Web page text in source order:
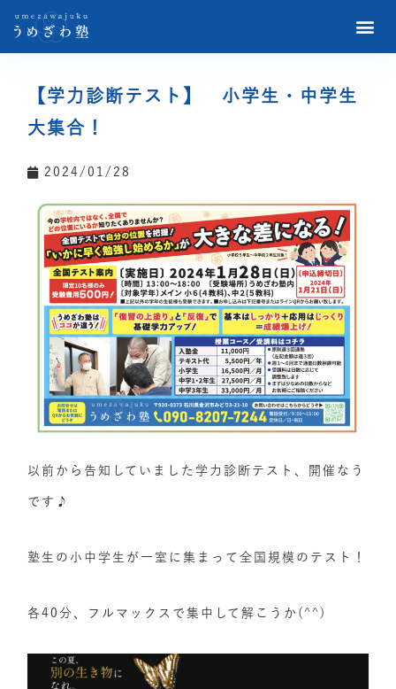
【学力診断テスト】 小学生・中学生
大集合！
2024/01/28
以前から告知していました学力診断テスト、開催なう
です♪
塾生の小中学生が一室に集まって全国規模のテスト！
各40分、フルマックスで集中して解こうか(^^)